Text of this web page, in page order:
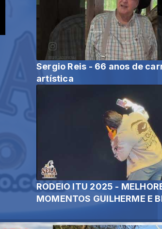
Sergio Reis - 66 anos de
artística
RODEIO ITU 2025 -
MOMENTOS GUILHERME E